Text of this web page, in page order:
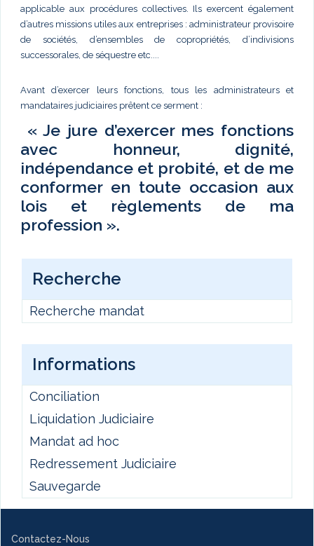
applicable aux procédures collectives. Ils exercent également
d’autres missions utiles aux entreprises : administrateur provisoire
de sociétés, d’ensembles de copropriétés, d’indivisions
successorales, de séquestre etc....
Avant d’exercer leurs fonctions, tous les administrateurs et
mandataires judiciaires prêtent ce serment :
« Je jure d’exercer mes fonctions
avec honneur, dignité,
indépendance et probité, et de me
conformer en toute occasion aux
lois et règlements de ma
profession ».
Recherche
Recherche mandat
Informations
Conciliation
Liquidation Judiciaire
Mandat ad hoc
Redressement Judiciaire
Sauvegarde
Contactez-Nous